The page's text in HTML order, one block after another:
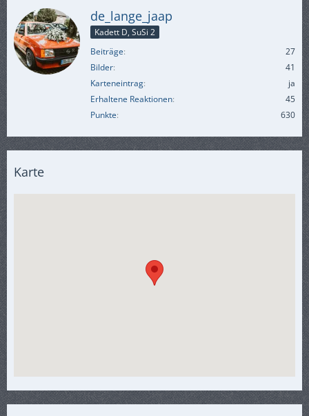
de_lange_jaap
Kadett D, SuSi 2
Beiträge
27
Bilder
41
Karteneintrag
ja
Erhaltene Reaktionen
45
Punkte
630
Karte